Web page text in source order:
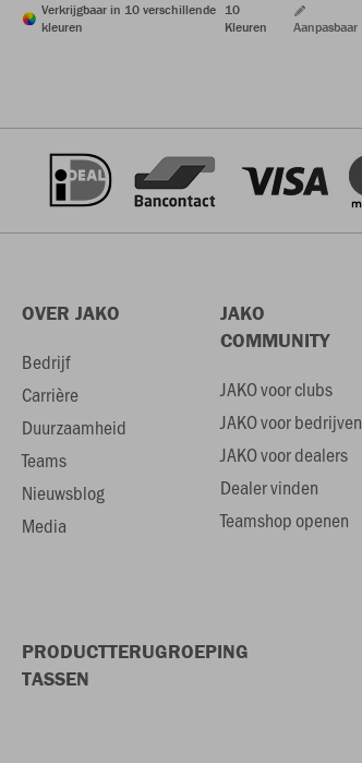
Verkrijgbaar in 10 verschillende
kleuren
10
Kleuren
Aanpasbaar
OVER JAKO
Bedrijf
Carrière
Duurzaamheid
Teams
Nieuwsblog
Media
JAKO
COMMUNITY
JAKO voor clubs
JAKO voor bedrijven
JAKO voor dealers
Dealer vinden
Teamshop openen
PRODUCTTERUGROEPING
TASSEN